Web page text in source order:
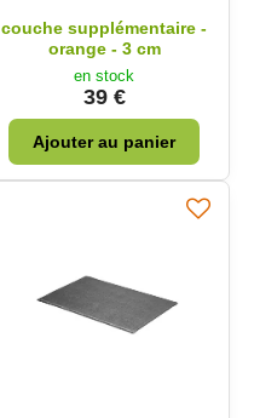
couche supplémentaire -
orange - 3 cm
en stock
39 €
Ajouter au panier